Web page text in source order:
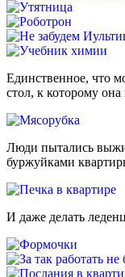
Единственное, что
стол, к которому
Люди пытались
буржуйками
И даже делать